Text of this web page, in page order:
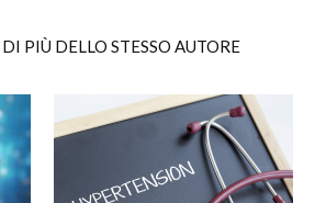
DI PIÙ DELLO STESSO AUTORE